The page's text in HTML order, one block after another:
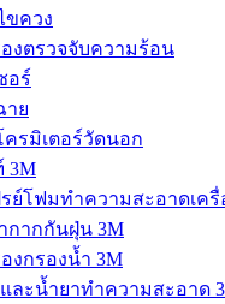
ขควง
องตรวจจับความร้อน
อร์
าย
ครมิเตอร์วัดนอก
3M
รย์โฟมทำความสะอาดเค
กากกันฝุ่น 3M
องกรองน้ำ 3M
และน้ำยาทำความสะอาด